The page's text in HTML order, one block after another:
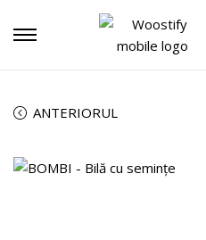
ANTERIORUL